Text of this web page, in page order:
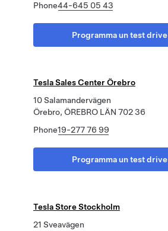
Phone44-645 05 43
Programma un test drive
Tesla Sales Center Örebro
10 Salamandervägen
Örebro, ÖREBRO LÄN 702 36
Phone19-277 76 99
Programma un test drive
Tesla Store Stockholm
21 Sveavägen